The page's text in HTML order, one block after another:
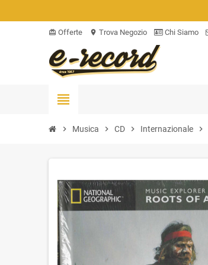
card_giftcard Offerte location_on Trova Negozio Chi Siamo
view_headline
chevron_right Musica chevron_right CD chevron_right Internazionale chevron_right